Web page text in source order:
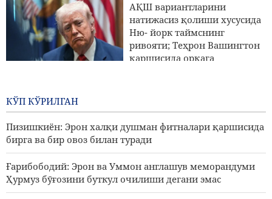
АҚШлик та5иқли ОАВ вакили: Трамп юзига қаттиқ
тарсаки тушуриш керак
АҚШ вариантларини
натижасиз қолиши хусусида
Ню- йорк таймснинг
ривояти; Теҳрон Вашингтон
қаршисида орқага
22 миллиондан ортиқ
зиёратчилар Арбаин
зиёратига мушарраф
2 КУНЛАР ОЛДИН
КЎП КЎРИЛГАН
Пизишкиён: Эрон халқи душман фитналари қаршисида
бирга ва бир овоз билан туради
Ғарибободий: Эрон ва Уммон англашув меморандуми
Ҳурмуз бӯғозини буткул очилиши дегани эмас